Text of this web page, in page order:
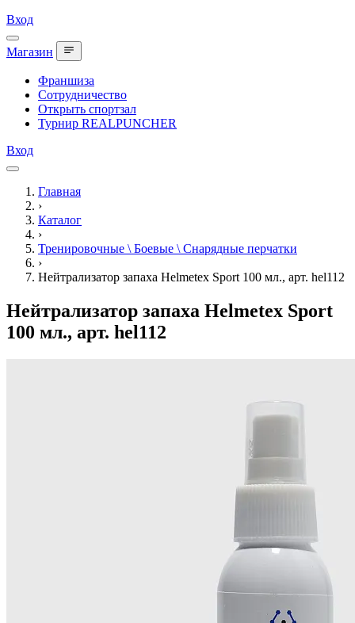
Вход
Магазин
Франшиза
Сотрудничество
Открыть спортзал
Турнир REALPUNCHER
Вход
Главная
›
Каталог
›
Тренировочные \ Боевые \ Снарядные перчатки
›
Нейтрализатор запаха Helmetex Sport 100 мл., арт. hel112
Нейтрализатор запаха Helmetex Sport
100 мл., арт. hel112